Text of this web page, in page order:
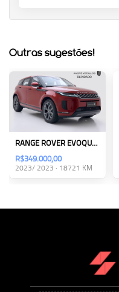
Outras sugestões!
RANGE ROVER EVOQUE 2.0 P250 SE AWD
R$349.000,00
2023/ 2023 · 18721 KM